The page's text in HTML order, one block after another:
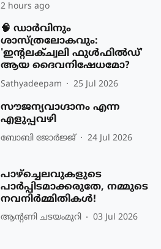
2 hours ago
🧠 ഡാർവിനും
ശാസ്ത്രലോകവും:
'ഇന്റലക്ച്വലി ഫുൾഫിൽഡ്'
ആയ ദൈവനിഷേധമോ?
Sathyadeepam 25 Jul 2026
സൗജന്യവാഗ്ദാനം എന്ന
എളുപ്പവഴി
ബോബി ജോര്‍ജ്ജ്‌ 24 Jul 2026
പാഴ്ച്ചെലവുകളുടെ
പാർപ്പിടമാക്കരുതേ, നമ്മുടെ
നവനിർമ്മിതികൾ!
ആന്റണി ചടയംമുറി 03 Jul 2026